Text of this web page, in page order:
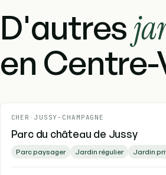
D'autres
en Centre-
CHER - JUSSY-CHAMPAGNE
Parc du château de Jussy
Parc paysager Jardin régulier Jardin